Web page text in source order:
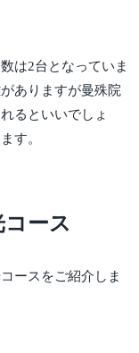
は2台となっていま
ありますが曼殊院
るといいでしょ
す。
ース
ースをご紹介しま